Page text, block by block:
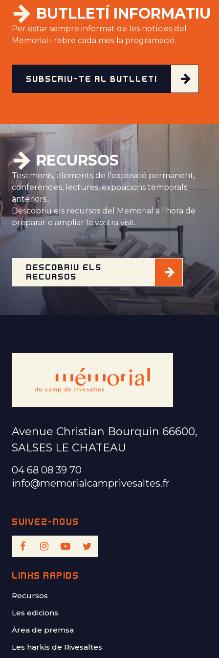
BUTLLETÍ INFORMATIU
Per estar sempre informat de les notícies del
Memorial i rebre cada mes la programació.
SUBSCRIU-TE AL BUTLLETÍ
RECURSOS
Testimonis, elements de l'exposició permanent,
conferències, lectures, exposicions temporals
anteriors...
Descobriu els recursos del Memorial a l'hora de
preparar o ampliar la vostra visit.
DESCOBRIU ELS
RECURSOS
Avenue Christian Bourquin 66600,
SALSES LE CHATEAU
04 68 08 39 70
info@memorialcamprivesaltes.fr
LINKS RÀPIDS
Recursos
Les edicions
Àrea de premsa
Les harkis de Rivesaltes